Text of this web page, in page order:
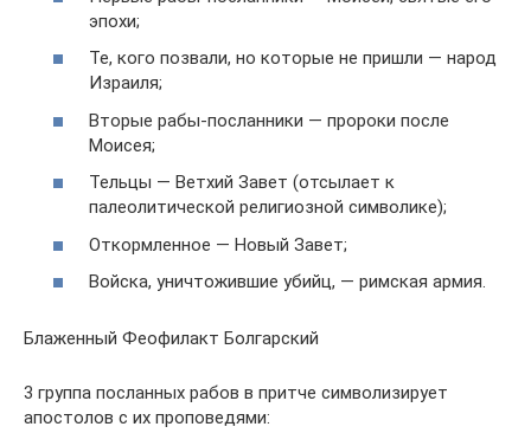
эпохи;
Те, кого позвали, но которые не пришли — народ
Израиля;
Вторые рабы-посланники — пророки после
Моисея;
Тельцы — Ветхий Завет (отсылает к
палеолитической религиозной символике);
Откормленное — Новый Завет;
Войска, уничтожившие убийц, — римская армия.
Блаженный Феофилакт Болгарский
3 группа посланных рабов в притче символизирует
апостолов с их проповедями: